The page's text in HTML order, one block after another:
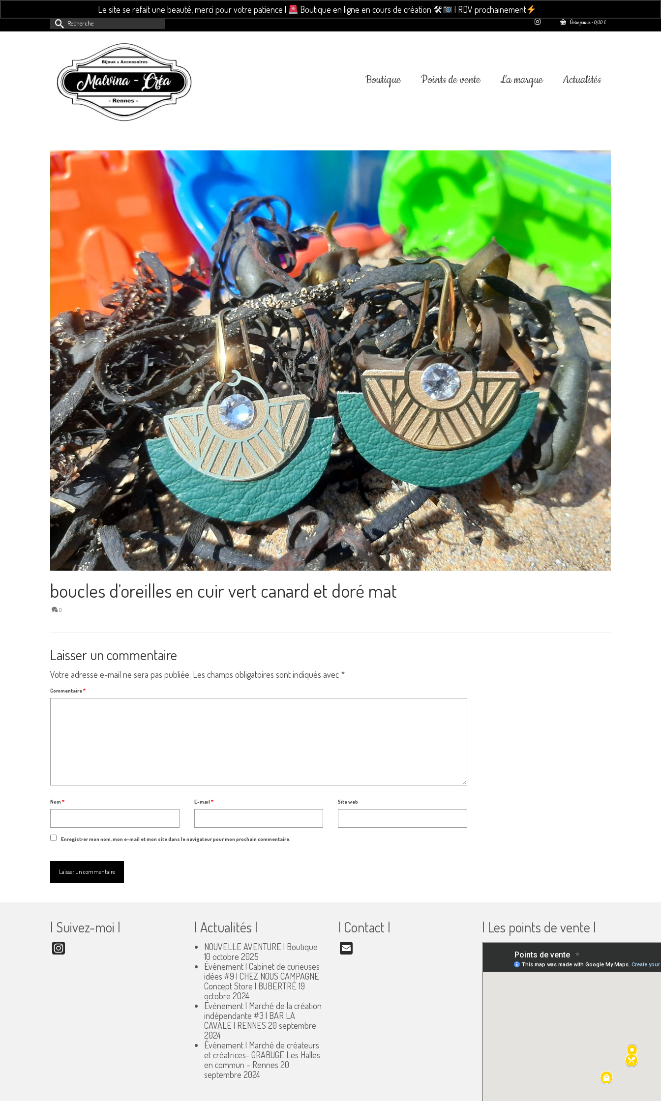
Le site se refait une beauté, merci pour votre patience | Boutique en ligne en cours de création 🛠 | RDV prochainement
Votre panier-0,00€
Rechercher :
Boutique Points de vente La marque Actualités
boucles d’oreilles en cuir vert canard et doré mat
0
Laisser un commentaire
Votre adresse e-mail ne sera pas publiée. Les champs obligatoires sont indiqués avec *
Commentaire*
Nom * E-mail* Site web
Enregistrer mon nom, mon e-mail et mon site dans le navigateur pour mon prochain commentaire.
| Suivez-moi | | Actualités |
NOUVELLE AVENTURE | Boutique
10 octobre 2025
Évènement | Cabinet de curieuses
idées #9 | CHEZ NOUS CAMPAGNE
Concept Store | BUBERTRÉ 19
octobre 2024
Évènement | Marché de la création
indépendante #3 | BAR LA
CAVALE | RENNES 20 septembre
2024
Évènement | Marché de créateurs
et créatrices- GRABUGE Les Halles
en commun – Rennes 20
septembre 2024
| Contact | | Les points de vente |